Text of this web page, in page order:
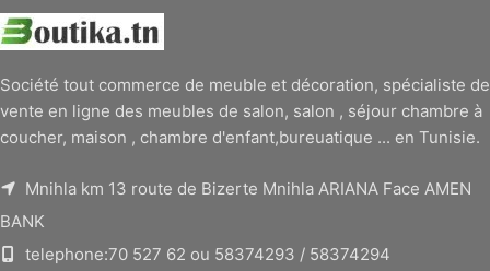
Société tout commerce de meuble et décoration, spécialiste de
vente en ligne des meubles de salon, salon , séjour chambre à
coucher, maison , chambre d'enfant,bureuatique ... en Tunisie.
Mnihla km 13 route de Bizerte Mnihla ARIANA Face AMEN
BANK
telephone:70 527 62 ou 58374293 / 58374294